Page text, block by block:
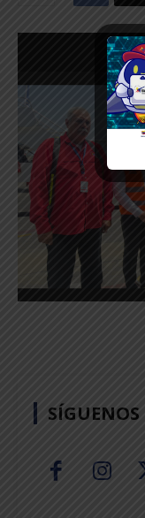
SÍGUENOS